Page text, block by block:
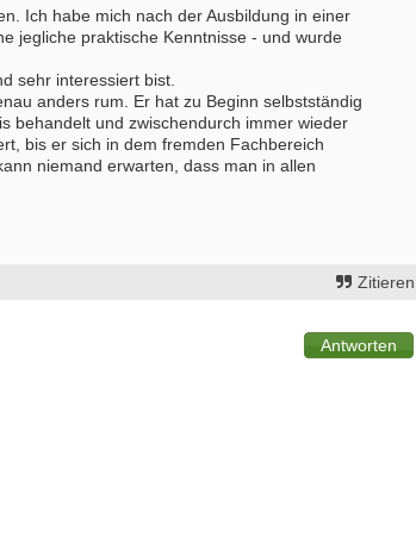
Ich habe mich nach der Ausbildung in einer
jegliche praktische Kenntnisse - und wurde
sehr interessiert bist.
anders rum. Er hat zu Beginn selbstständig
behandelt und zwischendurch immer wieder
bis er sich in dem fremden Fachbereich
niemand erwarten, dass man in allen
Zitieren